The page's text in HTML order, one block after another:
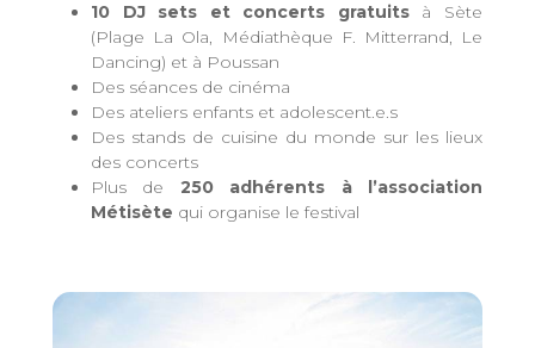
10 DJ sets et concerts gratuitsà Sète
(Plage La Ola, Médiathèque F. Mitterrand, Le
Dancing) et à Poussan
Des séances de cinéma
Des ateliers enfants et adolescent.e.s
Des stands de cuisine du monde sur les lieux
des concerts
Plus de 250 adhérents à l’association
Métisète qui organise le festival